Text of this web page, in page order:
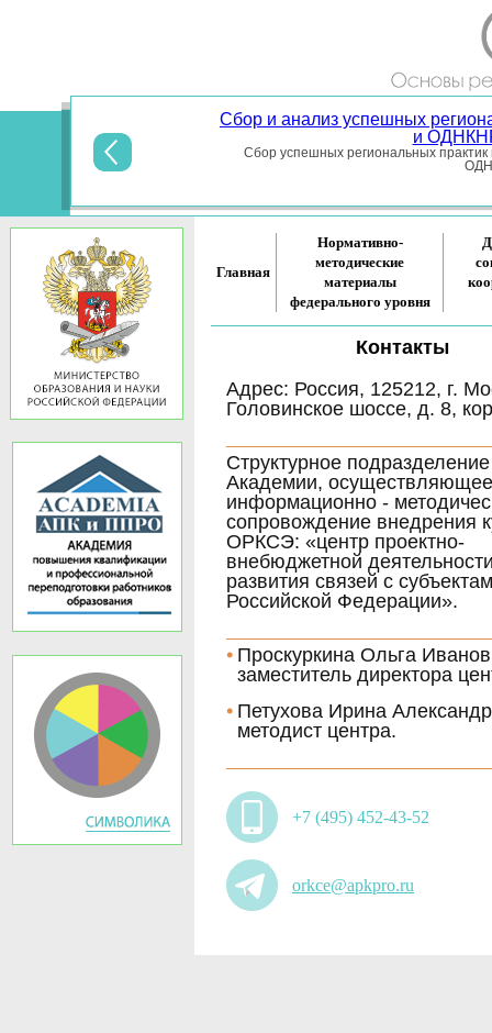
Сбор и анализ успешных
и
Сбор успешных региональных
Главная
Нормативно-
методические
материалы
федерального уровня
Контакты
Адрес: Россия, 125212, г.
Головинское шоссе, д. 8,
Структурное подразделение
Академии, осуществляющее
информационно -
сопровождение внедрения
ОРКСЭ: «центр проектно-
внебюджетной
развития связей с
Российской Федерации».
Проскуркина Ольга
заместитель директора
Петухова Ирина
методист центра.
+7 (495) 452-43-52
orkce@apkpro.ru